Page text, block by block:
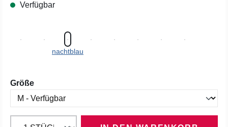
Verfügbar
nachtblau
Größeauswählen